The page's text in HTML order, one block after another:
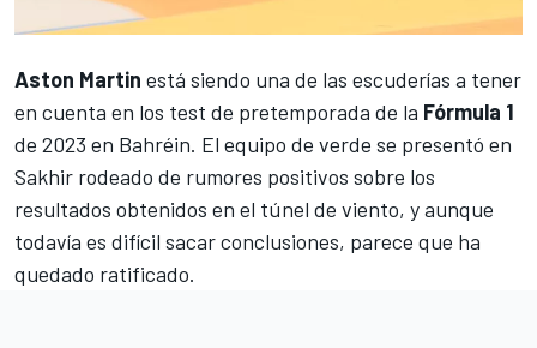
Aston Martin está siendo una de las escuderías a tener
en cuenta en los test de pretemporada de la Fórmula 1
de 2023 en Bahréin. El equipo de verde se presentó en
Sakhir rodeado de rumores positivos sobre los
resultados obtenidos en el túnel de viento, y aunque
todavía es difícil sacar conclusiones, parece que ha
quedado ratificado.